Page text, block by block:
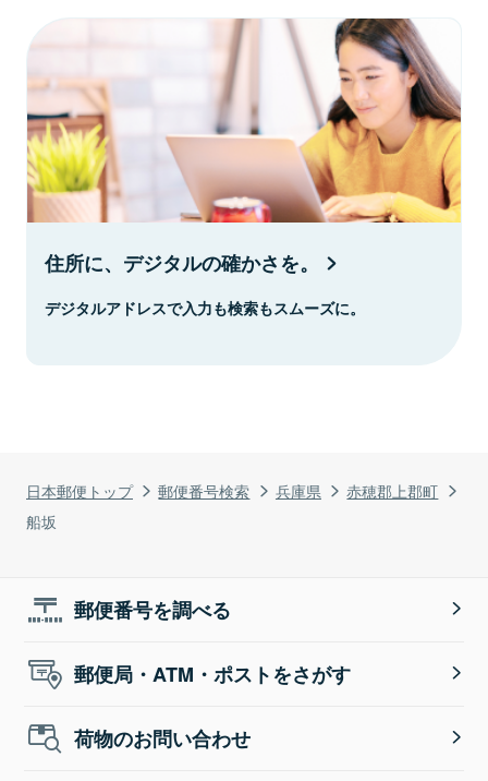
日本郵便トップ 郵便番号検索 兵庫県
赤穂郡上郡町
船坂
住所に、デジタルの確かさを。
デジタルアドレスで入力も検索もスムーズに。
郵便番号を調べる
郵便局・ATM・ポストをさがす
荷物のお問い合わせ